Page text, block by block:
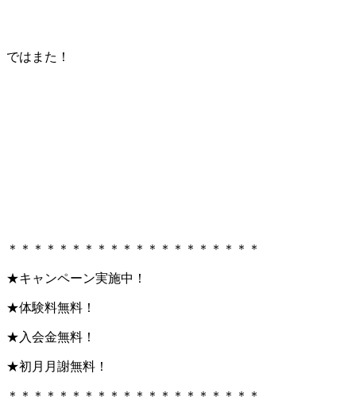
ではまた！
＊＊＊＊＊＊＊＊＊＊＊＊＊＊＊＊＊＊＊＊
★キャンペーン実施中！
★体験料無料！
★入会金無料！
★初月月謝無料！
＊＊＊＊＊＊＊＊＊＊＊＊＊＊＊＊＊＊＊＊